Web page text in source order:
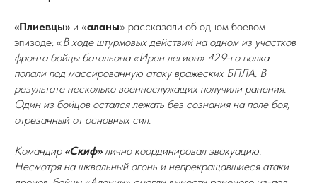
«Плиевцы» и «аланы» рассказали об одном боевом
эпизоде: «В ходе штурмовых действий на одном из участков
фронта бойцы батальона «Ирон легион» 429-го полка
попали под массированную атаку вражеских БПЛА. В
результате несколько военнослужащих получили ранения.
Один из бойцов остался лежать без сознания на поле боя,
отрезанный от основных сил.
Командир «Скиф»лично координировал эвакуацию.
Несмотря на шквальный огонь и непрекращавшиеся атаки